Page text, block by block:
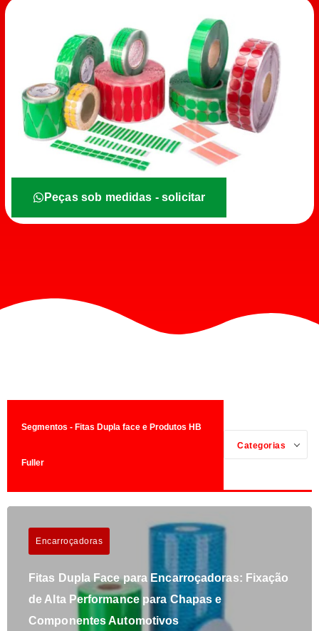
Peças sob medidas - solicitar
Segmentos - Fitas Dupla face e Produtos HB
Fuller
Categorias
Encarroçadoras
Fitas Dupla Face para Encarroçadoras: Fixação
de Alta Performance para Chapas e
Componentes Automotivos